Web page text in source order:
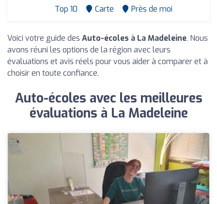
Top 10 Carte Près de moi
Voici votre guide des Auto-écoles à La Madeleine. Nous
avons réuni les options de la région avec leurs
évaluations et avis réels pour vous aider à comparer et à
choisir en toute confiance.
Auto-écoles avec les meilleures
évaluations à La Madeleine